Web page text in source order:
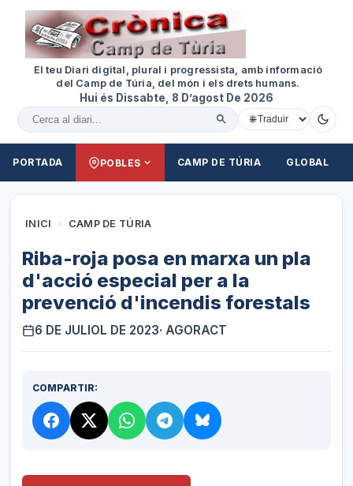
El teu Diari digital, plural i progressista, amb informació
del Camp de Túria, del món i els drets humans.
Hui és Dissabte, 8 D’agost De 2026
Cercar al diari
PORTADA POBLES CAMP DE TÚRIA GLOBAL
INICI › CAMP DE TÚRIA
Riba-roja posa en marxa un pla
d'acció especial per a la
prevenció d'incendis forestals
6 DE JULIOL DE 2023· AGORACT
COMPARTIR: